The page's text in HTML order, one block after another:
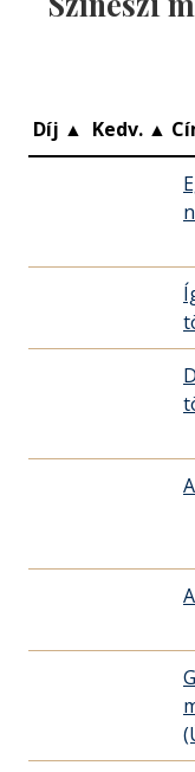
Díj ▲ Kedv. ▲